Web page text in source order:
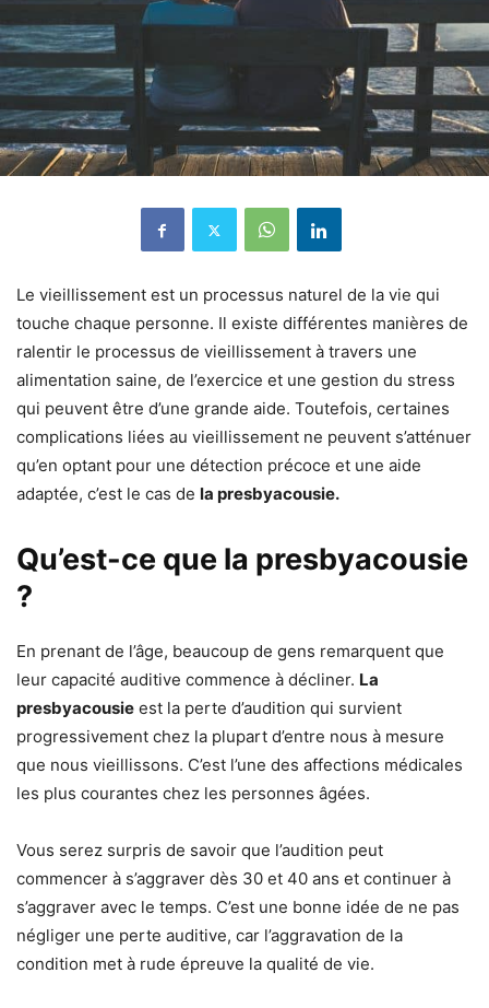
Le vieillissement est un processus naturel de la vie qui
touche chaque personne. Il existe différentes manières de
ralentir le processus de vieillissement à travers une
alimentation saine, de l’exercice et une gestion du stress
qui peuvent être d’une grande aide. Toutefois, certaines
complications liées au vieillissement ne peuvent s’atténuer
qu’en optant pour une détection précoce et une aide
adaptée, c’est le cas de la presbyacousie.
Qu’est-ce que la presbyacousie
?
En prenant de l’âge, beaucoup de gens remarquent que
leur capacité auditive commence à décliner. La
presbyacousie est la perte d’audition qui survient
progressivement chez la plupart d’entre nous à mesure
que nous vieillissons. C’est l’une des affections médicales
les plus courantes chez les personnes âgées.
Vous serez surpris de savoir que l’audition peut
commencer à s’aggraver dès 30 et 40 ans et continuer à
s’aggraver avec le temps. C’est une bonne idée de ne pas
négliger une perte auditive, car l’aggravation de la
condition met à rude épreuve la qualité de vie.